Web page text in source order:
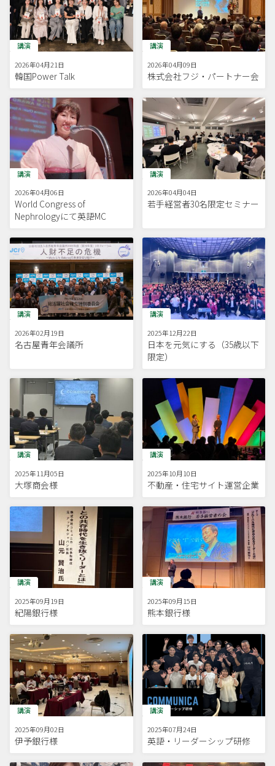
講演
2026年04月21日
韓国Power Talk
講演
2026年04月09日
株式会社フジ・パートナー会
講演
2026年04月06日
World Congress of
Nephrologyにて英語MC
講演
2026年04月04日
若手経営者30名限定セミナー
講演
2026年02月19日
名古屋青年会議所
講演
2025年12月22日
日本を元気にする（35歳以下
限定）
講演
2025年11月05日
大塚商会様
講演
2025年10月10日
不動産・住宅サイト運営企業
講演
2025年09月19日
紀陽銀行様
講演
2025年09月15日
熊本銀行様
講演
2025年09月02日
伊予銀行様
講演
2025年07月24日
英語・リーダーシップ研修